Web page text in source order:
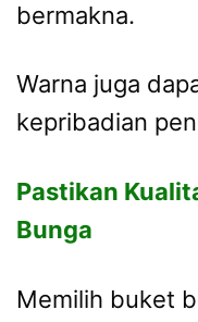
bermakna.
Warna juga
kepribadian
Pastikan
Bunga
Memilih buket